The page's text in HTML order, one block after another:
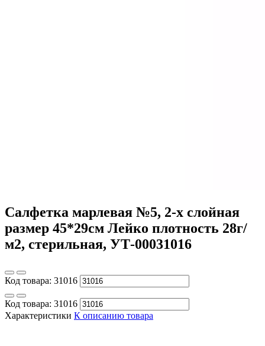
Салфетка марлевая №5, 2-х слойная
размер 45*29см Лейко плотность 28г/
м2, стерильная, УТ-00031016
Код товара: 31016
Код товара: 31016
Характеристики К описанию товара